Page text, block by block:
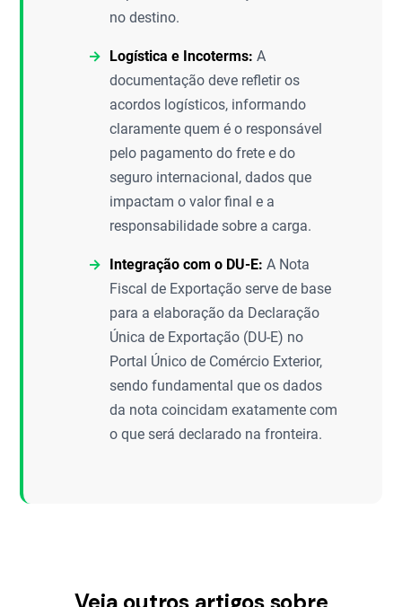
no destino.
Logística e Incoterms: A
documentação deve refletir os
acordos logísticos, informando
claramente quem é o responsável
pelo pagamento do frete e do
seguro internacional, dados que
impactam o valor final e a
responsabilidade sobre a carga.
Integração com o DU-E: A Nota
Fiscal de Exportação serve de base
para a elaboração da Declaração
Única de Exportação (DU-E) no
Portal Único de Comércio Exterior,
sendo fundamental que os dados
da nota coincidam exatamente com
o que será declarado na fronteira.